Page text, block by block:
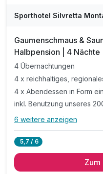
Sporthotel Silvretta
Gaumenschmaus &
Halbpension | 4 Nächte
4 Übernachtungen
4 x reichhaltiges,
4 x Abendessen in Form
inkl. Benutzung unseres
Alle Inklusivleistungen
4 x reichhaltiges,
6 weitere anzeigen
5,7 / 6